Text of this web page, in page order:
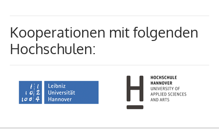
Kooperationen mit folgenden
Hochschulen: